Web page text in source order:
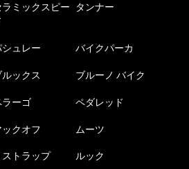
ラミックスピー
タンナー
シュレー バイクパーカ
ルックス ブルーノ バイク
ラーゴ ペダレッド
ックオフ ムーツ
ストラップ ルック